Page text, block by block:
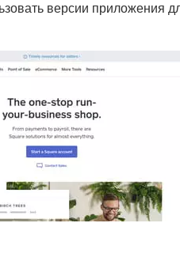
версии приложения